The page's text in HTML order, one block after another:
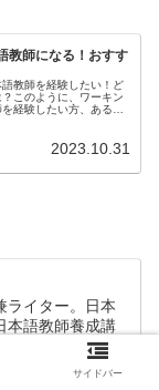
教師になる！おすす
教師を経験したい！ど
このように、ワーキン
経験したい方、あるい
2023.10.31
ライター。日本
本語教師養成講
での常勤講師、
動画作成など、
サイドバー